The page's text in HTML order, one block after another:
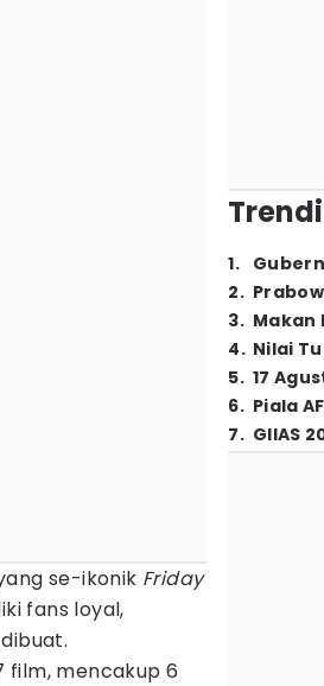
se-ikonik Friday
fans loyal,
film, mencakup 6
1.
2.
3. Makan
4. Nilai
5. 17
6. Piala
7. GIIAS